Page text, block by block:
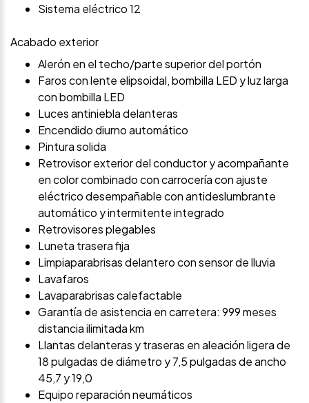
Sistema eléctrico 12
Acabado exterior
Alerón en el techo/parte superior del portón
Faros con lente elipsoidal, bombilla LED y luz larga
con bombilla LED
Luces antiniebla delanteras
Encendido diurno automático
Pintura solida
Retrovisor exterior del conductor y acompañante
en color combinado con carrocería con ajuste
eléctrico desempañable con antideslumbrante
automático y intermitente integrado
Retrovisores plegables
Luneta trasera fija
Limpiaparabrisas delantero con sensor de lluvia
Lavafaros
Lavaparabrisas calefactable
Garantía de asistencia en carretera: 999 meses
distancia ilimitada km
Llantas delanteras y traseras en aleación ligera de
18 pulgadas de diámetro y 7,5 pulgadas de ancho
45,7 y 19,0
Equipo reparación neumáticos